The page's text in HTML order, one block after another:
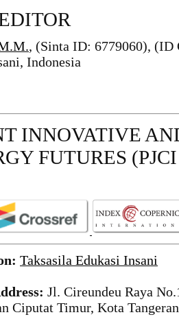
, (Sinta ID: 6779060), (ID
Indonesia
INNOVATIVE
FUTURES
Taksasila Edukasi Insani
Jl. Cireundeu Raya
Ciputat Timur, Kota